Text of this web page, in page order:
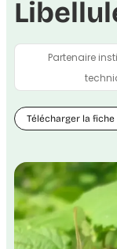
Partenaire
Télécharger la fiche